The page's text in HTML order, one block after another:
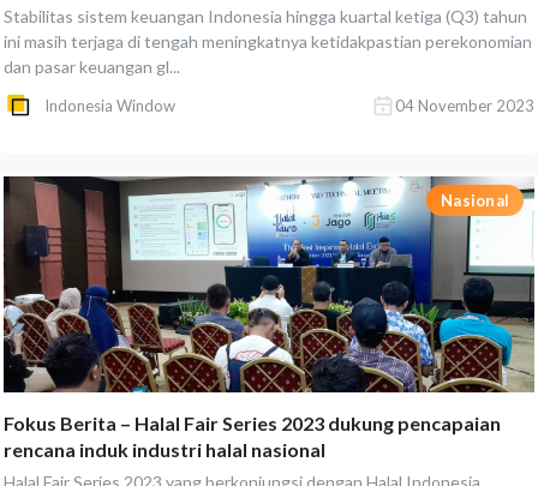
Stabilitas sistem keuangan Indonesia hingga kuartal ketiga (Q3) tahun
ini masih terjaga di tengah meningkatnya ketidakpastian perekonomian
dan pasar keuangan gl...
Indonesia Window 04 November 2023
Nasional
Fokus Berita – Halal Fair Series 2023 dukung pencapaian
rencana induk industri halal nasional
Halal Fair Series 2023 yang berkonjungsi dengan Halal Indonesia